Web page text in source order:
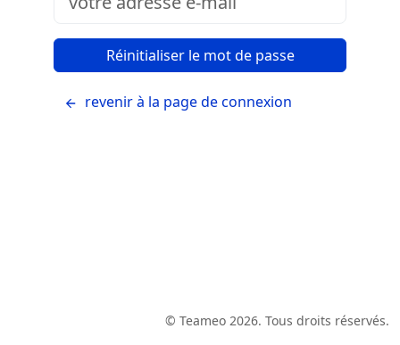
revenir à la page de connexion
© Teameo 2026. Tous droits réservés.